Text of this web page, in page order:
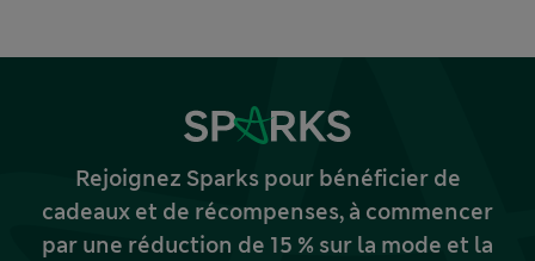
Rejoignez Sparks pour bénéficier de
cadeaux et de récompenses, à commencer
par une réduction de 15 % sur la mode et la